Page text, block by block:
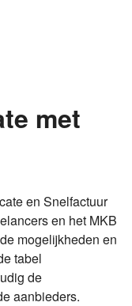
met
en Snelfactuur
en het MKB
mogelijkheden en
tabel
de
aanbieders.